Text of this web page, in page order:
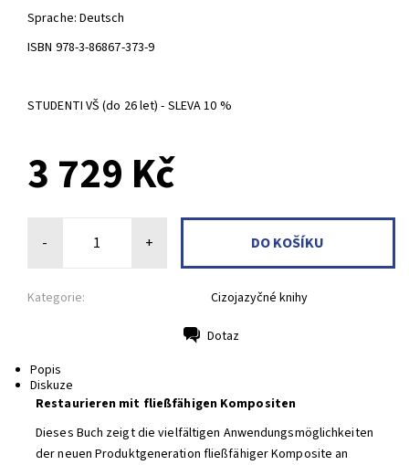
Sprache: Deutsch
ISBN 978-3-86867-373-9
STUDENTI VŠ (do 26 let) - SLEVA 10 %
3 729 Kč
- +
Kategorie: Cizojazyčné knihy
Dotaz
Popis
Diskuze
Restaurieren mit fließfähigen Kompositen
Dieses Buch zeigt die vielfältigen Anwendungsmöglichkeiten
der neuen Produktgeneration fließfähiger Komposite an